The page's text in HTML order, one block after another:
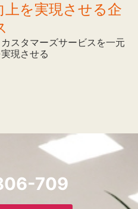
を実現させる企
スタマーズサービスを一元
現させる
709